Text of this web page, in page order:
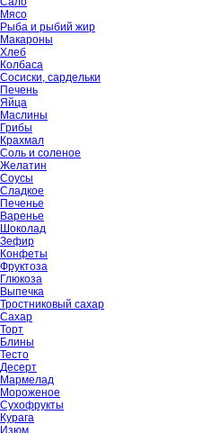
Мясо
Рыба и рыбий жир
Макароны
Хлеб
Колбаса
Сосиски, сардельки
Печень
Яйца
Маслины
Грибы
Крахмал
Соль и соленое
Желатин
Соусы
Сладкое
Печенье
Варенье
Шоколад
Зефир
Конфеты
Фруктоза
Глюкоза
Выпечка
Тростниковый сахар
Сахар
Торт
Блины
Тесто
Десерт
Мармелад
Мороженое
Сухофрукты
Курага
Изюм